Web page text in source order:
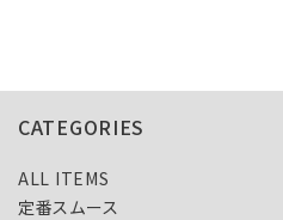
CATEGORIES
ALL ITEMS
定番スムース